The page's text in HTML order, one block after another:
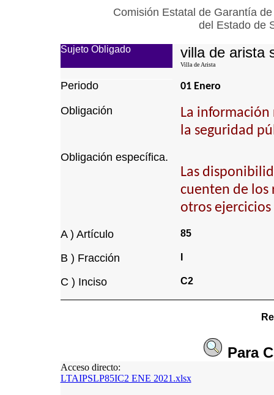
Comisión Estatal de Garantía
del Estado de
Sujeto Obligado villa de arista
Villa de Arista
Periodo 01 Enero
Obligación
La información
la seguridad
Obligación específica.
Las
cuenten de los
otros ejercicios
A ) Artículo 85
B ) Fracción
C ) Inciso C2
Para
Acceso directo:
LTAIPSLP85IC2 ENE 2021.xlsx